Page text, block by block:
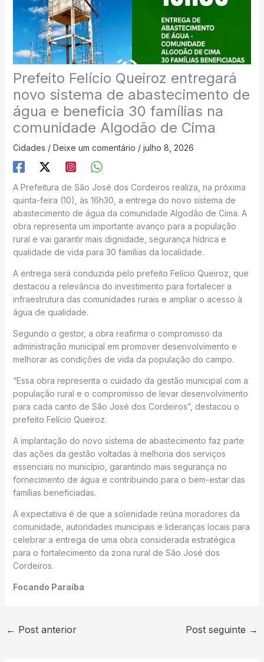
Prefeito Felício Queiroz entregará
novo sistema de abastecimento de
água e beneficia 30 famílias na
comunidade Algodão de Cima
Cidades / Deixe um comentário / julho 8, 2026
A Prefeitura de São José dos Cordeiros realiza, na próxima
quinta-feira (10), às 16h30, a entrega do novo sistema de
abastecimento de água da comunidade Algodão de Cima. A
obra representa um importante avanço para a população
rural e vai garantir mais dignidade, segurança hídrica e
qualidade de vida para 30 famílias da localidade.
A entrega será conduzida pelo prefeito Felício Queiroz, que
destacou a relevância do investimento para fortalecer a
infraestrutura das comunidades rurais e ampliar o acesso à
água de qualidade.
Segundo o gestor, a obra reafirma o compromisso da
administração municipal em promover desenvolvimento e
melhorar as condições de vida da população do campo.
“Essa obra representa o cuidado da gestão municipal com a
população rural e o compromisso de levar desenvolvimento
para cada canto de São José dos Cordeiros”, destacou o
prefeito Felício Queiroz.
A implantação do novo sistema de abastecimento faz parte
das ações da gestão voltadas à melhoria dos serviços
essenciais no município, garantindo mais segurança no
fornecimento de água e contribuindo para o bem-estar das
famílias beneficiadas.
A expectativa é de que a solenidade reúna moradores da
comunidade, autoridades municipais e lideranças locais para
celebrar a entrega de uma obra considerada estratégica
para o fortalecimento da zona rural de São José dos
Cordeiros.
Focando Paraíba
← Post anterior Post seguinte →